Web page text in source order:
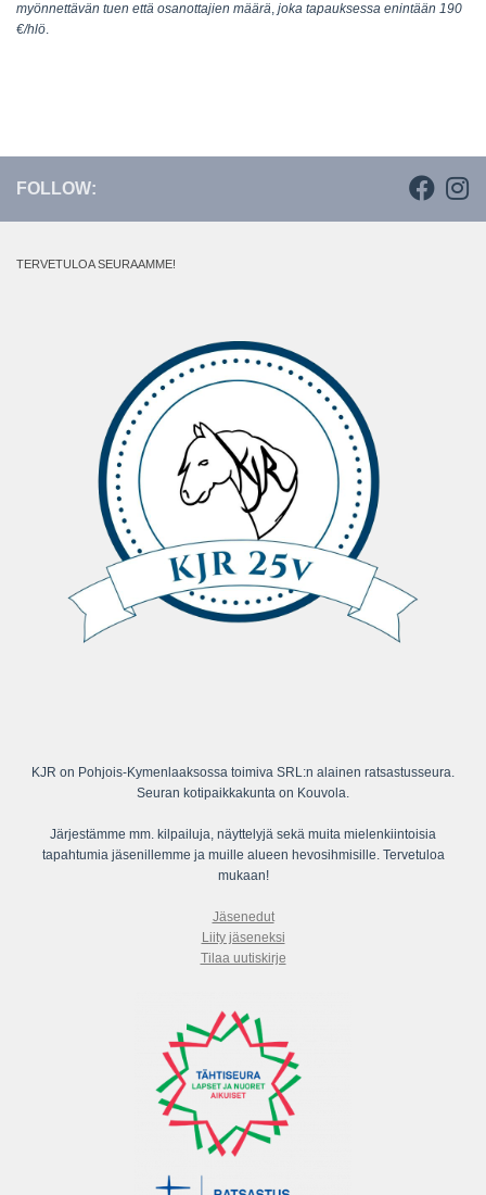
myönnettävän tuen että osanottajien määrä, joka tapauksessa enintään 190
€/hlö.
FOLLOW:
TERVETULOA SEURAAMME!
KJR on Pohjois-Kymenlaaksossa toimiva SRL:n alainen ratsastusseura.
Seuran kotipaikkakunta on Kouvola.
Järjestämme mm. kilpailuja, näyttelyjä sekä muita mielenkiintoisia
tapahtumia jäsenillemme ja muille alueen hevosihmisille. Tervetuloa
mukaan!
Jäsenedut
Liity jäseneksi
Tilaa uutiskirje